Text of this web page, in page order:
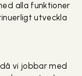
alla funktioner
utveckla
vi jobbar med